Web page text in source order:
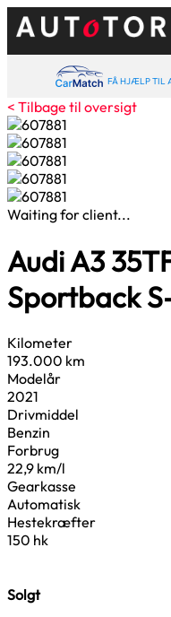
FÅ HJÆLP TIL
< Tilbage til oversigt
Waiting for client...
Audi A335
Sportback
Kilometer
193.000 km
Modelår
2021
Drivmiddel
Benzin
Forbrug
22,9 km/l
Gearkasse
Automatisk
Hestekræfter
150 hk
Solgt